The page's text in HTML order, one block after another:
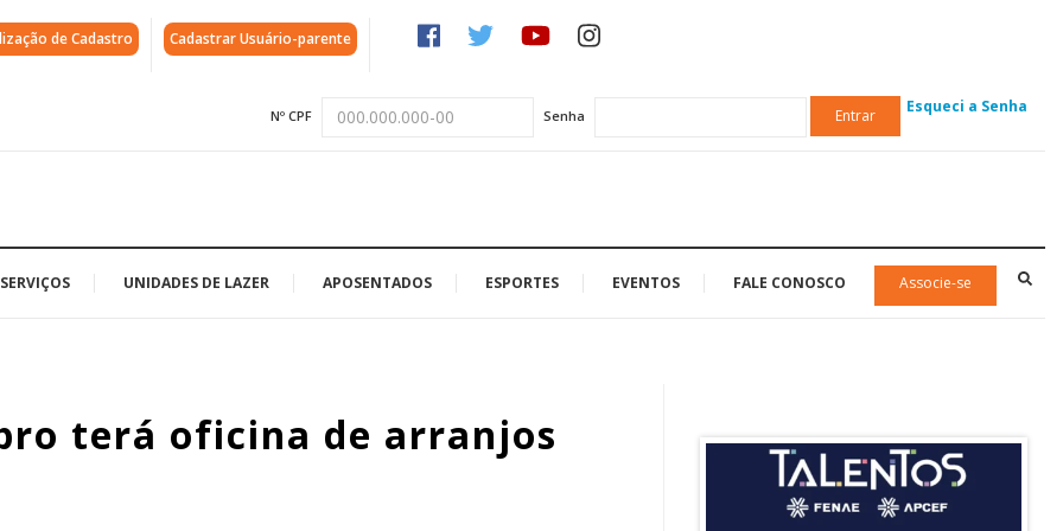
de Cadastro Cadastrar Usuário-parente
Nº CPF Senha Entrar Esqueci a Senha
SERVIÇOS UNIDADES DE LAZER APOSENTADOS ESPORTES EVENTOS FALE CONOSCO Associe-se
terá oficina de arranjos